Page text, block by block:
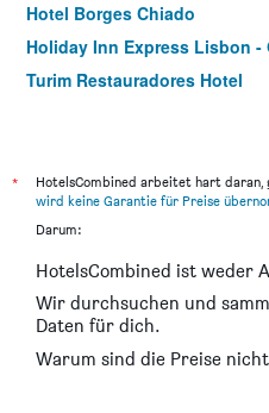
Hotel Borges Chiado
Holiday Inn Express Lisbon -
Turim Restauradores Hotel
Rossio Suites
Lost Lisbon :: Chiado House
Fenicius Charme Hotel
Ibis Styles Lisboa Centro
ibis Styles Lisboa Centro
*
HotelsCombined arbeitet hart daran,
wird keine Garantie für Preise
Darum:
HotelsCombined ist weder
Wir durchsuchen und
Daten für dich.
Warum sind die Preise